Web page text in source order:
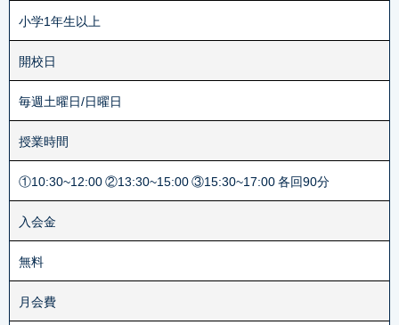
小学1年生以上
開校日
毎週土曜日/日曜日
授業時間
①10:30~12:00 ②13:30~15:00 ③15:30~17:00 各回90分
入会金
無料
月会費